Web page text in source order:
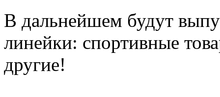
В дальнейшем будут
линейки: спортивные
другие!